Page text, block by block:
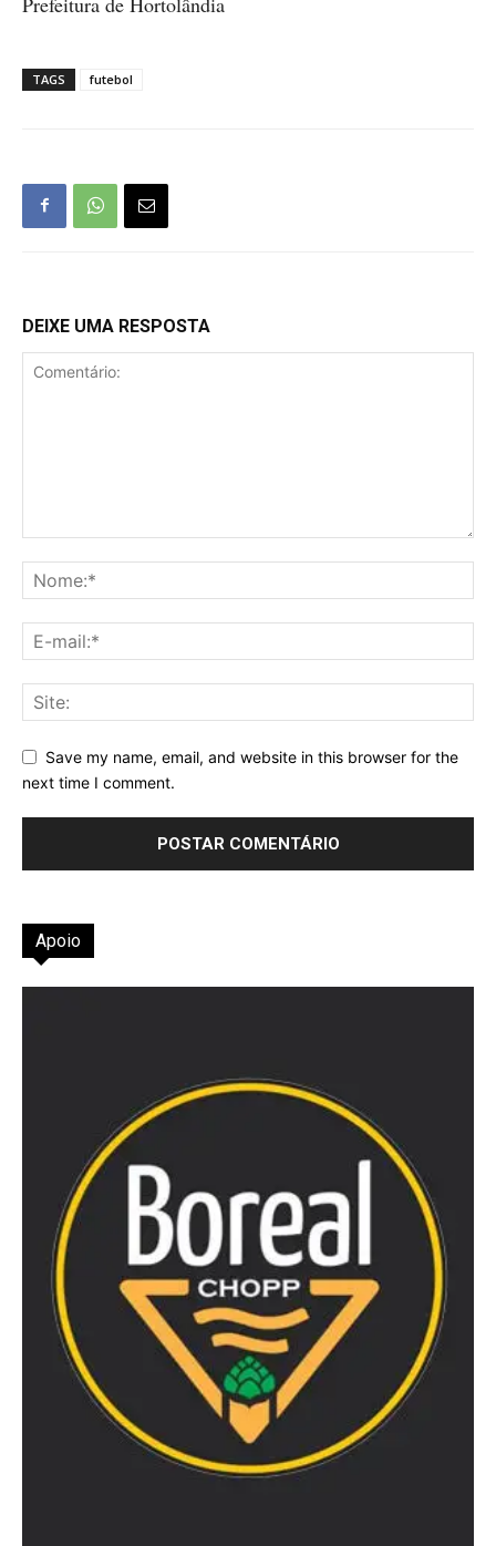
TAGS futebol
DEIXE UMA RESPOSTA
Save my name, email, and website in this browser for the
next time I comment.
Apoio